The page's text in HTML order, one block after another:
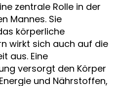
zentrale Rolle in der
Mannes. Sie
körperliche
wirkt sich auch auf die
aus. Eine
versorgt den Körper
und Nährstoffen,